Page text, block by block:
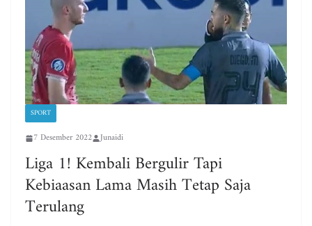
SPORT
7 Desember 2022 Junaidi
Liga 1! Kembali Bergulir Tapi
Kebiaasan Lama Masih Tetap Saja
Terulang